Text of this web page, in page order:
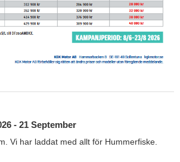
- 21 September
Vi har laddat med allt för Hummerfiske.